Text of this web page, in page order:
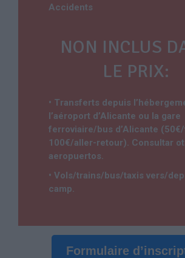
Accidents
NON INCLUS
LE PRIX:
• Transferts depuis
l’aéroport d’Alicante ou la gare
ferroviaire/bus d’Alicante
100€/aller-retour). Consultar
aeropuertos.
• Vols/trains/bus/taxis vers/
camp.
Formulaire